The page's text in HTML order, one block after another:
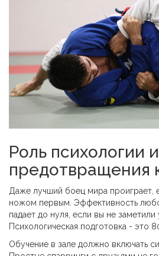
Роль психологии и
предотвращения
Даже лучший боец мира проиграет,
ножом первым. Эффективность
падает до нуля, если вы не заметили
Психологическая подготовка - это
Обучение в зале должно включать